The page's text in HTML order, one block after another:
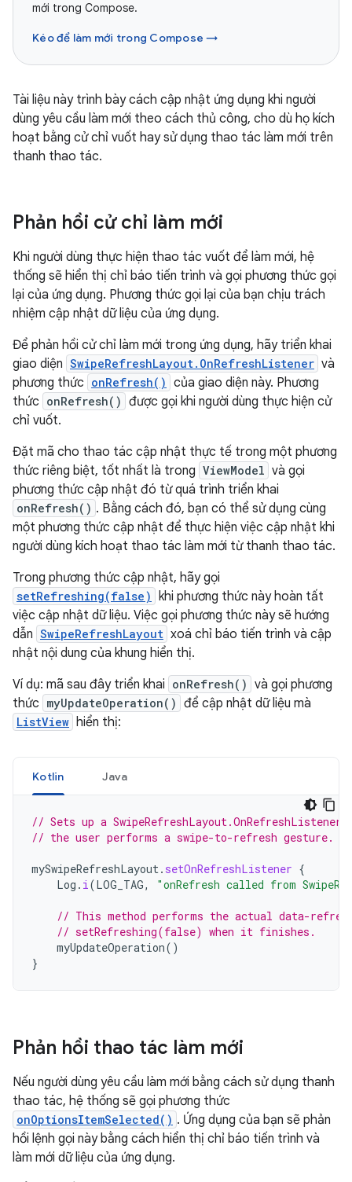
mới trong Compose.
Kéo để làm mới trong Compose →
Tài liệu này trình bày cách cập nhật ứng dụng khi người
dùng yêu cầu làm mới theo cách thủ công, cho dù họ kích
hoạt bằng cử chỉ vuốt hay sử dụng thao tác làm mới trên
thanh thao tác.
Phản hồi cử chỉ làm mới
Khi người dùng thực hiện thao tác vuốt để làm mới, hệ
thống sẽ hiển thị chỉ báo tiến trình và gọi phương thức gọi
lại của ứng dụng. Phương thức gọi lại của bạn chịu trách
nhiệm cập nhật dữ liệu của ứng dụng.
Để phản hồi cử chỉ làm mới trong ứng dụng, hãy triển khai
giao diện SwipeRefreshLayout.OnRefreshListener và
phương thức onRefresh() của giao diện này. Phương
thức onRefresh() được gọi khi người dùng thực hiện cử
chỉ vuốt.
Đặt mã cho thao tác cập nhật thực tế trong một phương
thức riêng biệt, tốt nhất là trong ViewModel và gọi
phương thức cập nhật đó từ quá trình triển khai
onRefresh() . Bằng cách đó, bạn có thể sử dụng cùng
một phương thức cập nhật để thực hiện việc cập nhật khi
người dùng kích hoạt thao tác làm mới từ thanh thao tác.
Trong phương thức cập nhật, hãy gọi
setRefreshing(false) khi phương thức này hoàn tất
việc cập nhật dữ liệu. Việc gọi phương thức này sẽ hướng
dẫn SwipeRefreshLayout xoá chỉ báo tiến trình và cập
nhật nội dung của khung hiển thị.
Ví dụ: mã sau đây triển khai onRefresh() và gọi phương
thức myUpdateOperation() để cập nhật dữ liệu mà
ListView hiển thị:
Kotlin Java
// Sets up a SwipeRefreshLayout.OnRefreshListener
// the user performs a swipe-to-refresh gesture.
mySwipeRefreshLayout. setOnRefreshListener {
Log . i(LOG_TAG, "onRefresh called from
// This method performs the actual data-
// setRefreshing(false) when it finishes.
myUpdateOperation()
}
Phản hồi thao tác làm mới
Nếu người dùng yêu cầu làm mới bằng cách sử dụng thanh
thao tác, hệ thống sẽ gọi phương thức
onOptionsItemSelected() . Ứng dụng của bạn sẽ phản
hồi lệnh gọi này bằng cách hiển thị chỉ báo tiến trình và
làm mới dữ liệu của ứng dụng.